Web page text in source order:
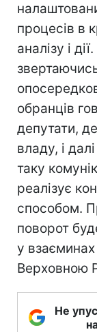
процесів в
аналізу і
обранців
депутати,
владу, і
таку
реалізує
способом.
поворот
у
Верховною
Не